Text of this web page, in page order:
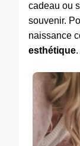
cadeau ou
souvenir.
naissance
esthétique.